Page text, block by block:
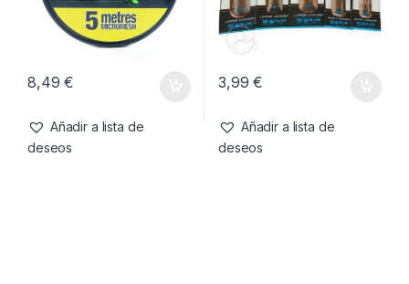
Añadir a lista de
deseos
Mallas PVA
Korda Original Funnel Web
Bolsas ,PVA
Fox Edges Rapide PVA Bag